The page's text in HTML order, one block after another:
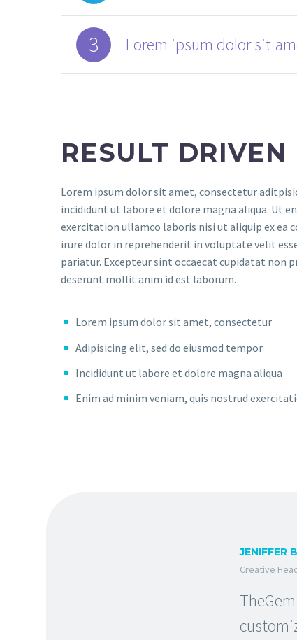
3 Lorem ipsum dolor sit
RESULT DRIVEN
Lorem ipsum dolor sit amet, consectetur
incididunt ut labore et dolore magna aliqua. Ut
exercitation ullamco laboris nisi ut aliquip ex ea
irure dolor in reprehenderit in voluptate velit
pariatur. Excepteur sint occaecat cupidatat non
deserunt mollit anim id est laborum.
Lorem ipsum dolor sit amet, consectetur
Adipisicing elit, sed do eiusmod tempor
Incididunt ut labore et dolore magna aliqua
Enim ad minim veniam, quis nostrud
JENIFFER
Creative